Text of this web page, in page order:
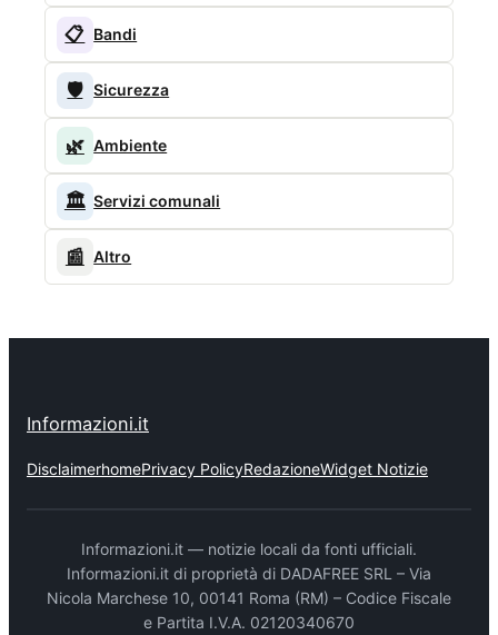
📋 Bandi
🛡️ Sicurezza
🌿 Ambiente
🏛️ Servizi comunali
📰 Altro
Informazioni.it
DisclaimerhomePrivacy PolicyRedazioneWidget Notizie
Informazioni.it — notizie locali da fonti ufficiali.
Informazioni.it di proprietà di DADAFREE SRL – Via
Nicola Marchese 10, 00141 Roma (RM) – Codice Fiscale
e Partita I.V.A. 02120340670